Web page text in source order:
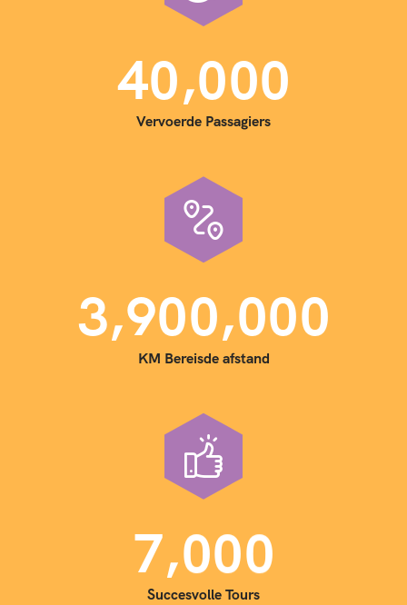
40,000
Vervoerde Passagiers
3,900,000
KM Bereisde afstand
7,000
Succesvolle Tours